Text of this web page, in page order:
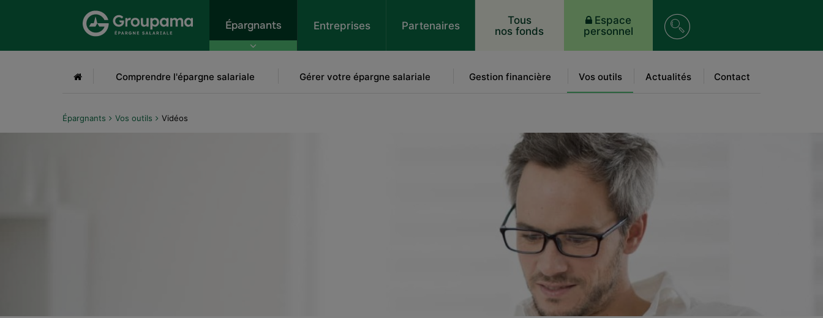
Aller au menu Aller à la recherche
Épargnants
Accueil Comprendre l'épargne salariale Gérer votre épargne salariale Gestion financière Vos outils Actualités Contact
Entreprises Partenaires
Tous
nos fonds
Espace
personnel
sur
le
Épargnants Vos outils Vidéos